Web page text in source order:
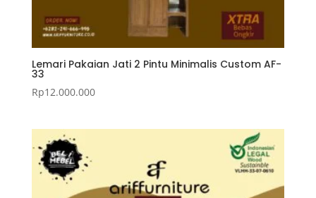
Lemari Pakaian Jati 2 Pintu Minimalis Custom AF-
33
Rp12.000.000